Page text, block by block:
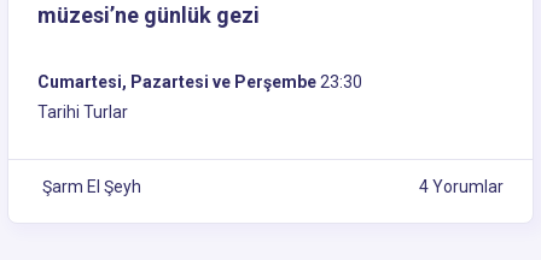
müzesi’ne günlük gezi
Cumartesi, Pazartesi ve Perşembe 23:30
Tarihi Turlar
Şarm El Şeyh 4 Yorumlar